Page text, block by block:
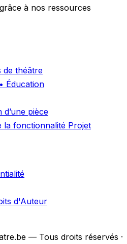
à nos ressources
de théâtre
Éducation
pièce
la fonctionnalité Projet
d'Auteur
— Tous droits réservés ·